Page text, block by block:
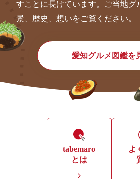
すことに長けています。ご当地グ
景、歴史、想いをご覧ください。
愛知グルメ図鑑を
tabemaro
とは
よ